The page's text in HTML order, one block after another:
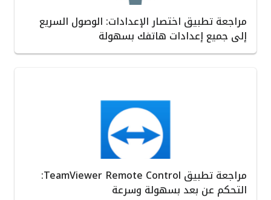
مراجعة تطبيق اختصار الإعدادات: الوصول السريع
إلى جميع إعدادات هاتفك بسهولة
مراجعة تطبيق TeamViewer Remote Control:
التحكم عن بعد بسهولة وسرعة